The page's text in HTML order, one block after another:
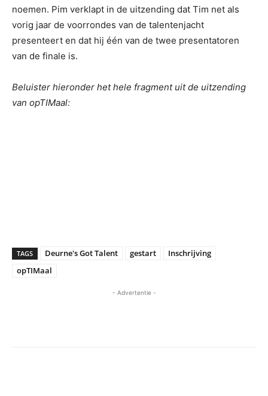
noemen. Pim verklapt in de uitzending dat Tim net als
vorig jaar de voorrondes van de talentenjacht
presenteert en dat hij één van de twee presentatoren
van de finale is.
Beluister hieronder het hele fragment uit de uitzending
van opTIMaal:
TAGS Deurne's Got Talent gestart
Inschrijving
opTIMaal
- Advertentie -